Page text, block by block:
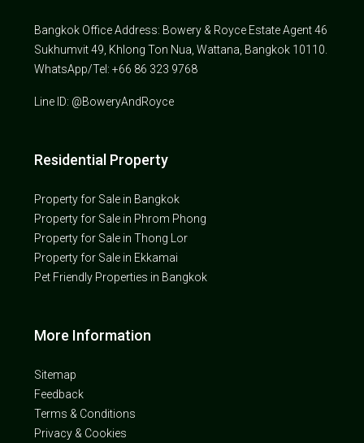
Bangkok Office Address: Bowery & Royce Estate Agent 46
Sukhumvit 49, Khlong Ton Nua, Wattana, Bangkok 10110.
WhatsApp/Tel: +66 86 323 9768
Line ID: @BoweryAndRoyce
Residential Property
Property for Sale in Bangkok
Property for Sale in Phrom Phong
Property for Sale in Thong Lor
Property for Sale in Ekkamai
Pet Friendly Properties in Bangkok
More Information
Sitemap
Feedback
Terms & Conditions
Privacy & Cookies